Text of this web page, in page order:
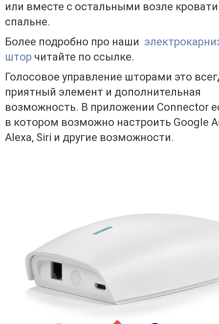
или вместе с остальными возле
спальне.
Более подробно про наши
штор читайте по ссылке.
Голосовое управление шторами это
приятный элемент и дополнительная
возможность. В приложении Connector
в котором возможно настроить Google
Alexa, Sirі и другие возможности.